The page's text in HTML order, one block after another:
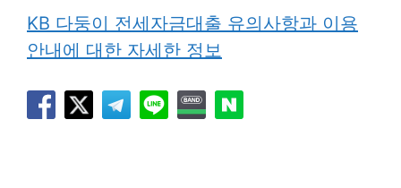
KB 다둥이 전세자금대출 유의사항과 이용
안내에 대한 자세한 정보